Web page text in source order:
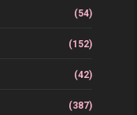
(54)
(152)
(42)
(387)